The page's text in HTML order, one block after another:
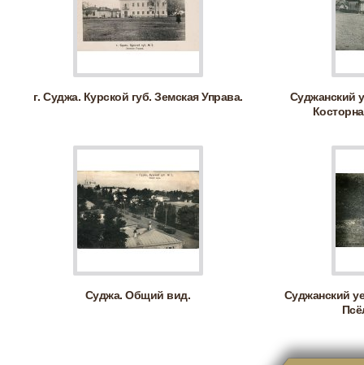
г. Суджа. Курской губ. Земская Управа.
Суджанский
Суджа. Общий вид.
Суджанский